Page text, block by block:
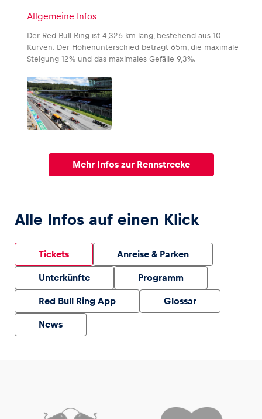
Allgemeine Infos
Der Red Bull Ring ist 4,326 km lang, bestehend aus 10
Kurven. Der Höhenunterschied beträgt 65m, die maximale
Steigung 12% und das maximales Gefälle 9,3%.
Mehr Infos zur Rennstrecke
Alle Infos auf einen Klick
Tickets Anreise & Parken
Unterkünfte Programm
Red Bull Ring App Glossar
News